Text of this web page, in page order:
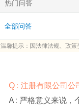
热门问答
全部问答
温馨提示：因法律法规、政策
Q : 注册有限公司公
A : 严格意义来说，